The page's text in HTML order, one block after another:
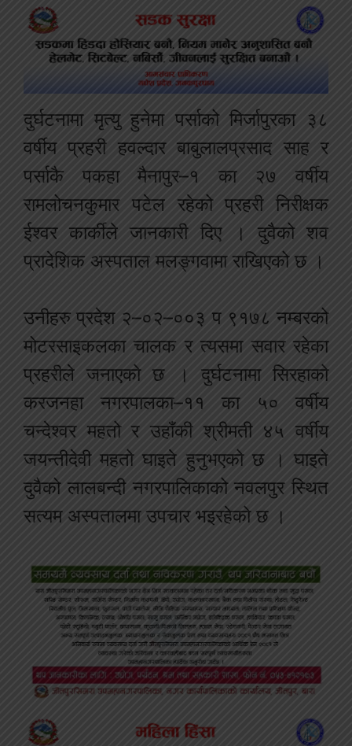
दुर्घटनामा मृत्यु हुनेमा पर्साको मिर्जापुरका ३८
वर्षीय प्रहरी हवल्दार बाबुलालप्रसाद साह र
पर्साकै पकहा मैनापुर–१ का २७ वर्षीय
रामलोचनकुमार पटेल रहेको प्रहरी निरीक्षक
ईश्वर कार्कीले जानकारी दिए । दुवैको शव
प्रादेशिक अस्पताल मलङ्गवामा राखिएको छ ।
उनीहरु प्रदेश २–०२–००३ प ९१७८ नम्बरको
मोटरसाइकलका चालक र त्यसमा सवार रहेका
प्रहरीले जनाएको छ । दुर्घटनामा सिरहाको
करजनहा नगरपालका–११ का ५० वर्षीय
चन्देश्वर महतो र उहाँकी श्रीमती ४५ वर्षीय
जयन्तीदेवी महतो घाइते हुनुभएको छ । घाइते
दुवैको लालबन्दी नगरपालिकाको नवलपुर स्थित
सत्यम अस्पतालमा उपचार भइरहेको छ ।